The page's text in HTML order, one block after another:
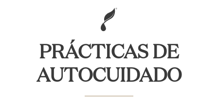
PRÁCTICAS DE
AUTOCUIDADO